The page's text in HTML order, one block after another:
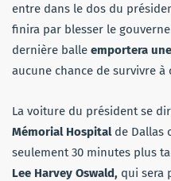
entre dans le dos du
finira par blesser le
dernière balle emportera
aucune chance de survivre à
La voiture du président se
Mémorial Hospitalde Dallas
seulement 30 minutes plus
Lee Harvey Oswald, qui sera